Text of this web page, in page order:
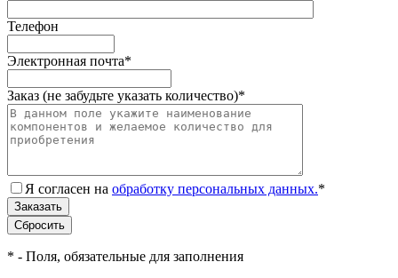
Телефон
Электронная почта*
Заказ (не забудьте указать количество)*
Я согласен на обработку персональных данных.*
* - Поля, обязательные для заполнения